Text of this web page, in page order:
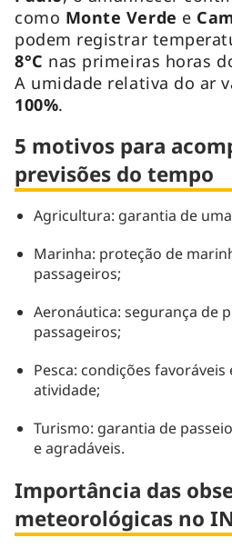
como Monte Verde e
podem registrar
8°C nas primeiras horas
A umidade relativa do ar
100%.
5 motivos para
previsões do tempo
Agricultura: garantia de
Marinha: proteção de
passageiros;
Aeronáutica: segurança de
passageiros;
Pesca: condições favoráveis
atividade;
Turismo: garantia de
e agradáveis.
Importância das
meteorológicas no